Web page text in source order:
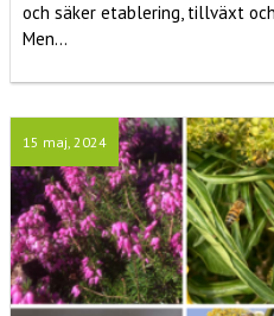
och säker etablering, tillväxt
Men...
15 maj, 2024